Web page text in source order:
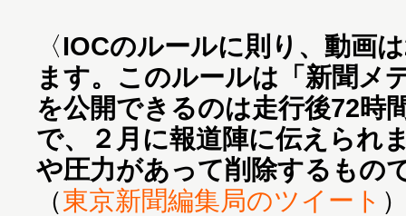
〈IOCのルールに則り、動画
ます。このルールは「新聞メ
を公開できるのは走行後72時
で、２月に報道陣に伝えられ
や圧力があって削除するもの
（東京新聞編集局のツイート